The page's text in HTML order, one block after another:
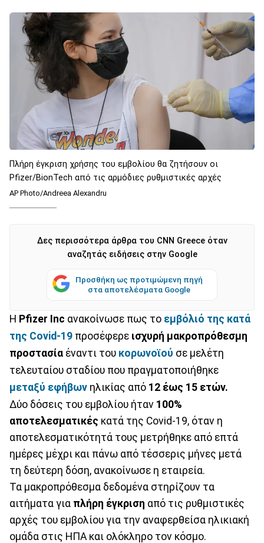
Πλήρη έγκριση χρήσης του εμβολίου θα ζητήσουν οι
Pfizer/BionTech από τις αρμόδιες ρυθμιστικές αρχές
AP Photo/Andreea Alexandru
Δες περισσότερα άρθρα του CNN Greece όταν
αναζητάς ειδήσεις στην Google
Προσθήκη ως προτιμώμενη πηγή
στα αποτελέσματα Google
Η Pfizer Inc ανακοίνωσε πως το εμβόλιό της κατά
της Covid-19 προσέφερε ισχυρή μακροπρόθεσμη
προστασία έναντι του κορωνοϊού σε μελέτη
τελευταίου σταδίου που πραγματοποιήθηκε
μεταξύ εφήβων ηλικίας από 12 έως 15 ετών.
Δύο δόσεις του εμβολίου ήταν 100%
αποτελεσματικές κατά της Covid-19, όταν η
αποτελεσματικότητά τους μετρήθηκε από επτά
ημέρες μέχρι και πάνω από τέσσερις μήνες μετά
τη δεύτερη δόση, ανακοίνωσε η εταιρεία.
Τα μακροπρόθεσμα δεδομένα στηρίζουν τα
αιτήματα για πλήρη έγκριση από τις ρυθμιστικές
αρχές του εμβολίου για την αναφερθείσα ηλικιακή
ομάδα στις ΗΠΑ και ολόκληρο τον κόσμο.